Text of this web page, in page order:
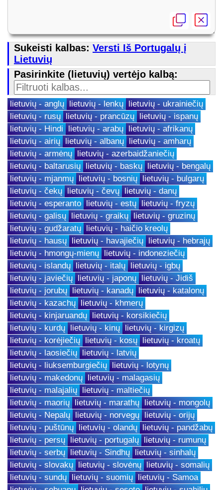
Sukeisti kalbas: Versti Iš Portugalų į
Lietuvių
Pasirinkite (lietuvių) vertėjo kalbą:
lietuvių - anglų lietuvių - lenkų lietuvių - ukrainiečių
lietuvių - rusų lietuvių - prancūzų lietuvių - ispanų
lietuvių - Hindi lietuvių - arabų lietuvių - afrikanų
lietuvių - airių lietuvių - albanų lietuvių - amharų
lietuvių - armėnų lietuvių - azerbaidžaniečių
lietuvių - baltarusių lietuvių - baskų lietuvių - bengalų
lietuvių - mjanmų lietuvių - bosnių lietuvių - bulgarų
lietuvių - čekų lietuvių - čevų lietuvių - danų
lietuvių - esperanto lietuvių - estų lietuvių - fryzų
lietuvių - galisų lietuvių - graikų lietuvių - gruzinų
lietuvių - gudžaratų lietuvių - haičio kreolų
lietuvių - hausų lietuvių - havajiečių lietuvių - hebrajų
lietuvių - hmongų-mienų lietuvių - indoneziečių
lietuvių - islandų lietuvių - italų lietuvių - igbų
lietuvių - javiečių lietuvių - japonų lietuvių - Jidiš
lietuvių - jorubų lietuvių - kanadų lietuvių - katalonų
lietuvių - kazachų lietuvių - khmerų
lietuvių - kinjaruandų lietuvių - korsikiečių
lietuvių - kurdų lietuvių - kinų lietuvių - kirgizų
lietuvių - korėjiečių lietuvių - kosų lietuvių - kroatų
lietuvių - laosiečių lietuvių - latvių
lietuvių - liuksemburgiečių lietuvių - lotynų
lietuvių - makedonų lietuvių - malagasių
lietuvių - malajalių lietuvių - maltiečių
lietuvių - maorių lietuvių - marathų lietuvių - mongolų
lietuvių - Nepalų lietuvių - norvegų lietuvių - orijų
lietuvių - puštūnų lietuvių - olandų lietuvių - pandžabų
lietuvių - persų lietuvių - portugalų lietuvių - rumunų
lietuvių - serbų lietuvių - Sindhų lietuvių - sinhalų
lietuvių - slovakų lietuvių - slovėnų lietuvių - somalių
lietuvių - sundų lietuvių - suomių lietuvių - Samoa